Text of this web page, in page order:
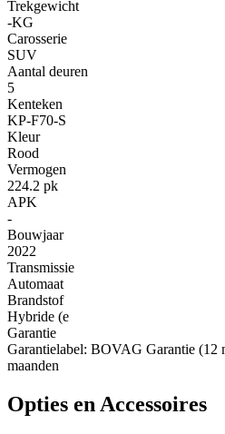
Trekgewicht
-KG
Carosserie
SUV
Aantal deuren
5
Kenteken
KP-F70-S
Kleur
Rood
Vermogen
224.2 pk
APK
-
Bouwjaar
2022
Transmissie
Automaat
Brandstof
Hybride (e
Garantie
Garantielabel: BOVAG Garantie (12
maanden
Opties en Accessoires